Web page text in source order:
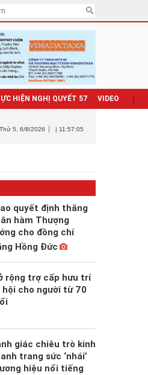
HIỆN NGHỊ QUYẾT 57 VIDEO
Thứ 5 , 6/8/2026 | 11:57:07
quyết định thăng
hàm Thượng
cho đồng chí
Hồng Đức
rộng trợ cấp hưu trí
hội cho người từ 70
giác chiêu trò kinh
trang sức ‘nhái’
hiệu nổi tiếng